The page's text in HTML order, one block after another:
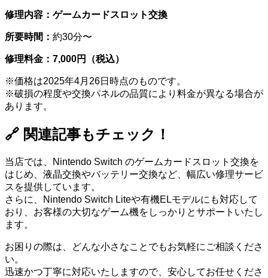
修理内容：ゲームカードスロット交換
所要時間： 約30分〜
修理料金：7,000円（税込）
※価格は2025年4月26日時点のものです。
※破損の程度や交換パネルの品質により料金が異なる場合が
あります。
🔗 関連記事もチェック！
当店では、Nintendo Switch のゲームカードスロット交換を
はじめ、液晶交換やバッテリー交換など、幅広い修理サービ
スを提供しています。
さらに、Nintendo Switch Liteや有機ELモデルにも対応して
おり、お客様の大切なゲーム機をしっかりとサポートいたし
ます。
お困りの際は、どんな小さなことでもお気軽にご相談くださ
い。
迅速かつ丁寧に対応いたしますので、安心してお任せくださ